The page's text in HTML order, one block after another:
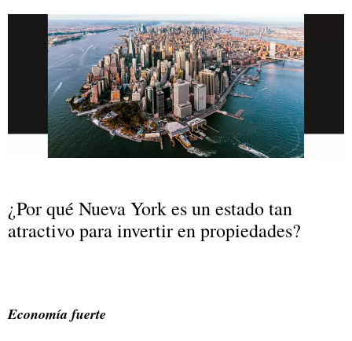
¿Por qué Nueva York es un estado tan
atractivo para invertir en propiedades?
Economía fuerte